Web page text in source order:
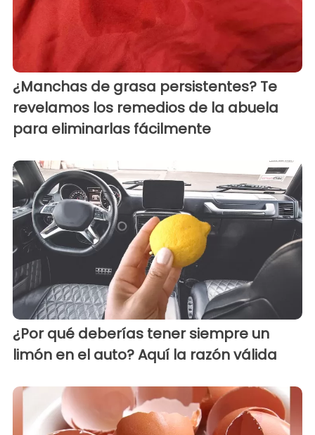
¿Manchas de grasa persistentes? Te
revelamos los remedios de la abuela
para eliminarlas fácilmente
¿Por qué deberías tener siempre un
limón en el auto? Aquí la razón válida